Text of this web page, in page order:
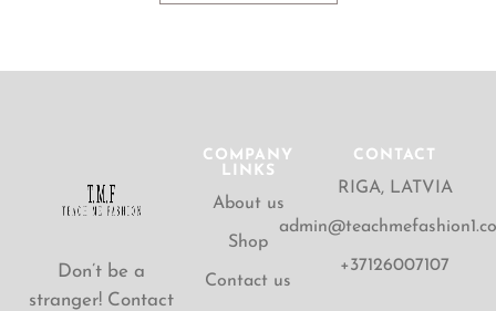
Don’t be a
stranger! Contact
COMPANY
LINKS
About us
Shop
Contact us
CONTACT
RIGA, LATVIA
+37126007107